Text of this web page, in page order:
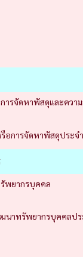
ารจัดหาพัสดุและควา
อการจัดหาพัสดุประจ
พยากรบุคคล
นาทรัพยากรบุคคลป